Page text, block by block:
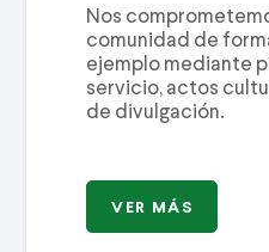
Nos
comunidad de
ejemplo mediante
servicio, actos
de divulgación.
VER MÁS